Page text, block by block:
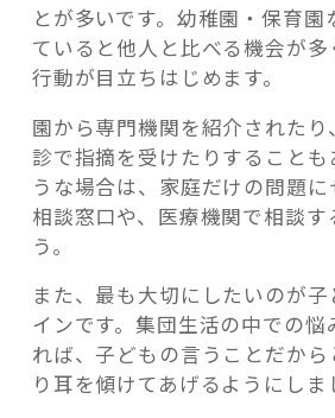
とが多いです。幼稚園・保育園
ていると他人と比べる機会が
行動が目立ちはじめます。
園から専門機関を紹介された
診で指摘を受けたりすることも
うな場合は、家庭だけの問題
相談窓口や、医療機関で相談す
う。
また、最も大切にしたいのが
インです。集団生活の中での悩
れば、子どもの言うことだか
り耳を傾けてあげるようにしま